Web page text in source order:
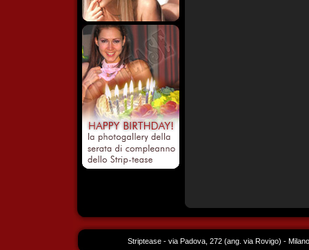
Striptease - via Padova, 272 (ang. via Rovigo) -